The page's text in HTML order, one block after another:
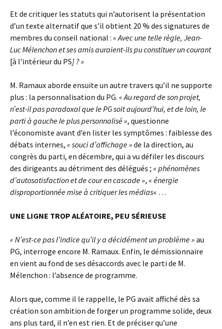
Et de critiquer les statuts qui n’autorisent la présentation
d’un texte alternatif que s’il obtient 20 % des signatures de
membres du conseil national : « Avec une telle règle, Jean-
Luc Mélenchon et ses amis auraient-ils pu constituer un courant
[à l’intérieur du PS] ? »
M. Ramaux aborde ensuite un autre travers qu’il ne supporte
plus : la personnalisation du PG. « Au regard de son projet,
n’est-il pas paradoxal que le PG soit aujourd’hui, et de loin, le
parti à gauche le plus personnalisé », questionne
l’économiste avant d’en lister les symptômes : faiblesse des
débats internes, « souci d’affichage » de la direction, au
congrès du parti, en décembre, qui a vu défiler les discours
des dirigeants au détriment des délégués ; « phénomènes
d’autosatisfaction et de cour en cascade », « énergie
disproportionnée mise à critiquer les médias« …
UNE LIGNE TROP ALÉATOIRE, PEU SÉRIEUSE
« N’est-ce pas l’indice qu’il y a décidément un problème » au
PG, interroge encore M. Ramaux. Enfin, le démissionnaire
en vient au fond de ses désaccords avec le parti de M.
Mélenchon : l’absence de programme.
Alors que, comme il le rappelle, le PG avait affiché dès sa
création son ambition de forger un programme solide, deux
ans plus tard, il n’en est rien. Et de préciser qu’une